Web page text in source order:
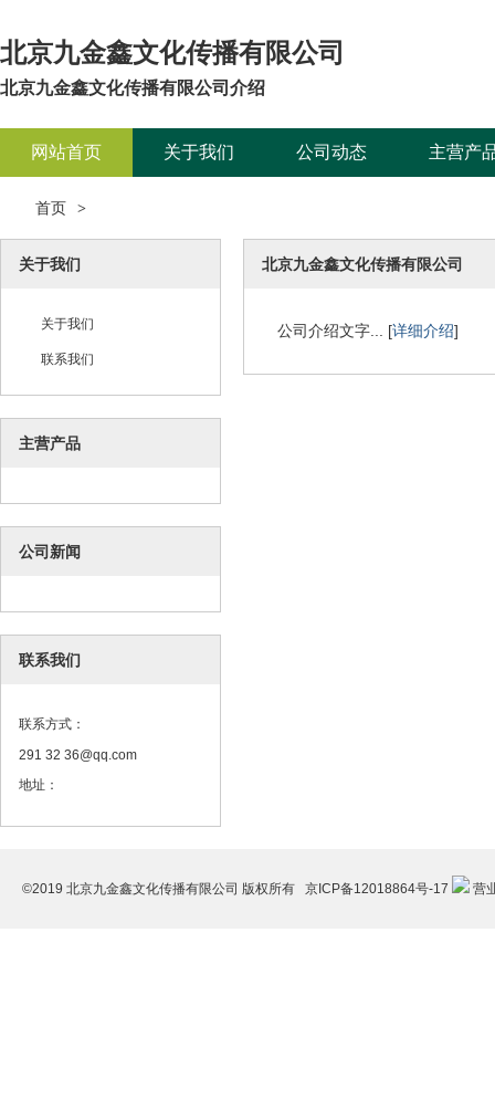
北京九金鑫文化传播有限公司
北京九金鑫文化传播有限公司介绍
网站首页 关于我们 公司动态 主营产
首页 >
关于我们
关于我们
联系我们
主营产品
公司新闻
联系我们
联系方式：
291 32 36@qq.com
地址：
北京九金鑫文化传播有限公司
公司介绍文字... [详细介绍]
©2019 北京九金鑫文化传播有限公司 版权所有 京ICP备12018864号-17 营